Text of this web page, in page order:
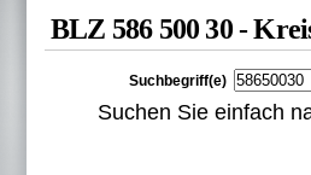
BLZ 586 500 30 -
Suchbegriff(e)
Suchen Sie einfach